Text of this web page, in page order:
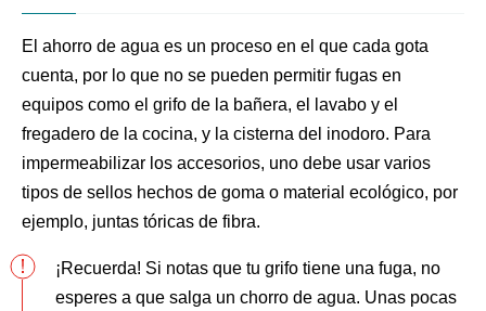
El ahorro de agua es un proceso en el que cada gota
cuenta, por lo que no se pueden permitir fugas en
equipos como el grifo de la bañera, el lavabo y el
fregadero de la cocina, y la cisterna del inodoro. Para
impermeabilizar los accesorios, uno debe usar varios
tipos de sellos hechos de goma o material ecológico, por
ejemplo, juntas tóricas de fibra.
¡Recuerda! Si notas que tu grifo tiene una fuga, no
esperes a que salga un chorro de agua. Unas pocas